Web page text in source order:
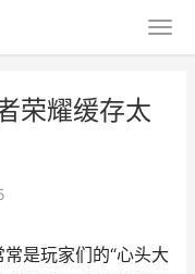
荣耀缓存太
是玩家们的“心头大